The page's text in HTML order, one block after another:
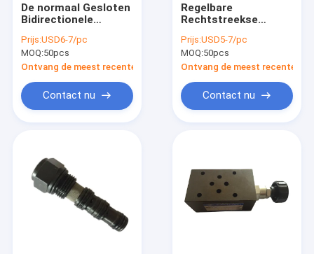
De normaal Gesloten
Bidirectionele
Solenoïdeklep van
Twee Positiebi
Richting
Prijs:USD6-7/pc
MOQ:50pcs
Ontvang de meest recente Prijs
Contact nu
Regelbare
Rechtstreekse
PatroonAfblaasklep
Prijs:USD5-7/pc
MOQ:50pcs
Ontvang de meest recente
Contact nu